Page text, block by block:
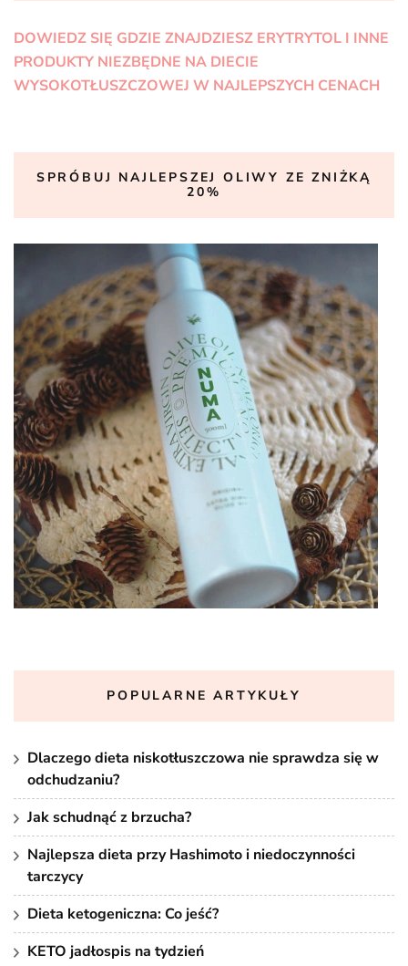
DOWIEDZ SIĘ GDZIE ZNAJDZIESZ ERYTRYTOL I INNE
PRODUKTY NIEZBĘDNE NA DIECIE
WYSOKOTŁUSZCZOWEJ W NAJLEPSZYCH CENACH
SPRÓBUJ NAJLEPSZEJ OLIWY ZE ZNIŻKĄ
20%
POPULARNE ARTYKUŁY
Dlaczego dieta niskotłuszczowa nie sprawdza się w
odchudzaniu?
Jak schudnąć z brzucha?
Najlepsza dieta przy Hashimoto i niedoczynności
tarczycy
Dieta ketogeniczna: Co jeść?
KETO jadłospis na tydzień